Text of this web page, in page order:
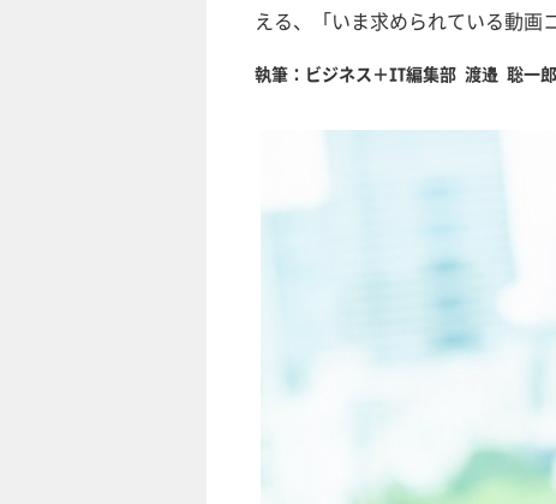
える、「いま求められている動画
執筆：ビジネス＋IT編集部 渡邉 聡一郎